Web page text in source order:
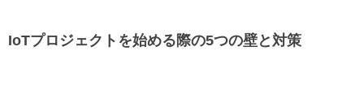
IoTプロジェクトを始める際の5つの壁と対策